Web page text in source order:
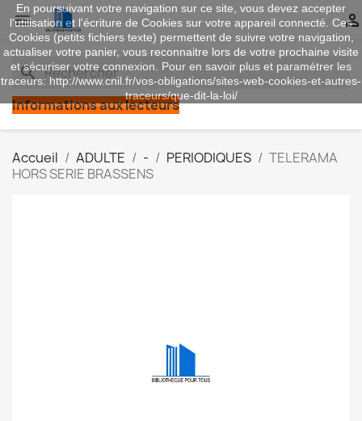
 
search
Informations aux lecteurs
Accueil ADULTE - PERIODIQUES
TELERAMA
HORS SERIE BRASSENS
En poursuivant votre navigation sur ce site, vous devez accepter
l’utilisation et l'écriture de Cookies sur votre appareil connecté. Ces
Cookies (petits fichiers texte) permettent de suivre votre navigation,
actualiser votre panier, vous reconnaitre lors de votre prochaine visite
et sécuriser votre connexion. Pour en savoir plus et paramétrer les
traceurs: http://www.cnil.fr/vos-obligations/sites-web-cookies-et-autres-
traceurs/que-dit-la-loi/